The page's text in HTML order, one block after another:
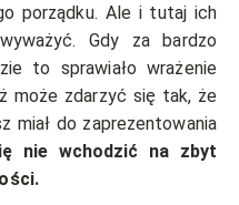
porządku. Ale i tutaj ich
Gdy za bardzo
to sprawiało wrażenie
może zdarzyć się tak, że
miał do zaprezentowania
nie wchodzić na zbyt